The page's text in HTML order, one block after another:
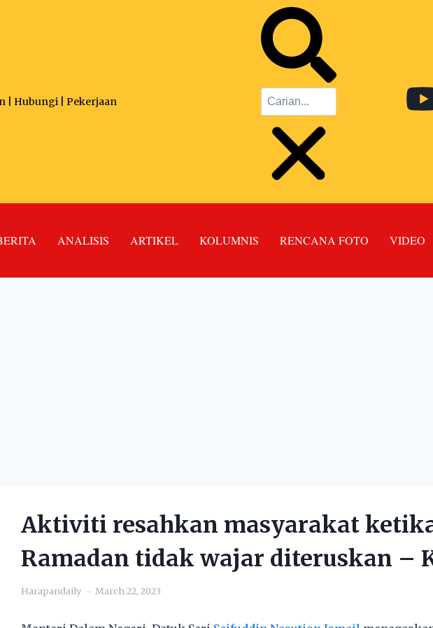
Hubungi Pekerjaan
ANALISIS ARTIKEL KOLUMNIS RENCANA FOTO VIDEO
Aktiviti resahkan masyarakat
Ramadan tidak wajar diteruskan –
Harapandaily March 22, 2023